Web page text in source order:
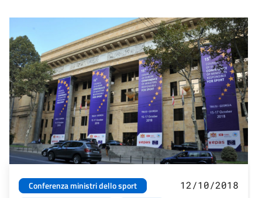
Conferenza ministri dello sport
12/10/2018